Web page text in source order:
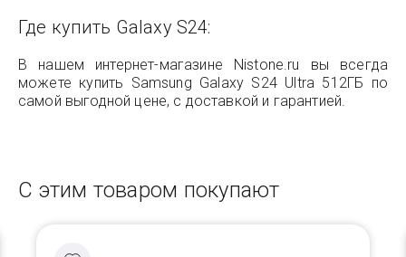
Где купить Galaxy S24:
В нашем интернет-магазине Nistone.ru вы всегда
можете купить Samsung Galaxy S24 Ultra 512ГБ по
самой выгодной цене, с доставкой и гарантией.
С этим товаром покупают